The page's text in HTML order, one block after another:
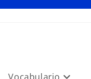
Vocabulario